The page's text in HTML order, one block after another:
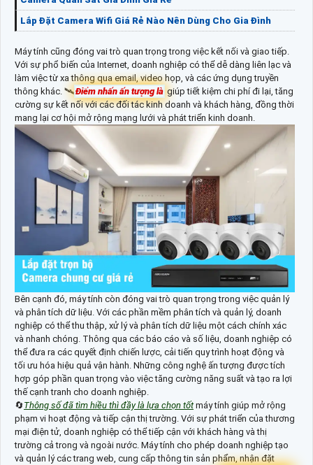
Lắp Đặt Camera Wifi Giá Rẻ Nào Nên Dùng Cho Gia Đình
Máy tính cũng đóng vai trò quan trọng trong việc kết nối và giao tiếp.
Với sự phổ biến của Internet, doanh nghiệp có thể dễ dàng liên lạc và
làm việc từ xa thông qua email, video họp, và các ứng dụng truyền
thông khác. 🛰Điểm nhấn ấn tượng là giúp tiết kiệm chi phí đi lại, tăng
cường sự kết nối với các đối tác kinh doanh và khách hàng, đồng thời
mang lại cơ hội mở rộng mạng lưới và phát triển kinh doanh.
Bên cạnh đó, máy tính còn đóng vai trò quan trọng trong việc quản lý
và phân tích dữ liệu. Với các phần mềm phân tích và quản lý, doanh
nghiệp có thể thu thập, xử lý và phân tích dữ liệu một cách chính xác
và nhanh chóng. Thông qua các báo cáo và số liệu, doanh nghiệp có
thể đưa ra các quyết định chiến lược, cải tiến quy trình hoạt động và
tối ưu hóa hiệu quả vận hành. Những công nghệ ấn tượng được tích
hợp góp phần quan trọng vào việc tăng cường năng suất và tạo ra lợi
thế cạnh tranh cho doanh nghiệp.
🔄Thông số đã tìm hiều thì đầy là lựa chọn tốtmáy tính giúp mở rộng
phạm vi hoạt động và tiếp cận thị trường. Với sự phát triển của thương
mại điện tử, doanh nghiệp có thể tiếp cận với khách hàng và thị
trường cả trong và ngoài nước. Máy tính cho phép doanh nghiệp tạo
và quản lý các trang web, cung cấp thông tin sản phẩm, nhận đặt